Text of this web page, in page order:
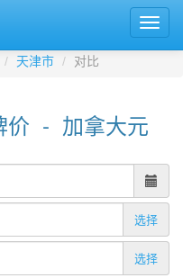
天津市 对比
价 - 加拿大元
选择
选择